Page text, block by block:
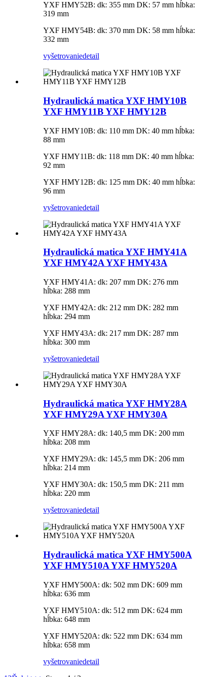
YXF HMY52B: dk: 355 mm DK: 57 mm hĺbka:
319 mm
YXF HMY54B: dk: 370 mm DK: 58 mm hĺbka:
332 mm
vyšetrovaniedetail
Hydraulická matica YXF HMY10B
YXF HMY11B YXF HMY12B
YXF HMY10B: dk: 110 mm DK: 40 mm hĺbka:
88 mm
YXF HMY11B: dk: 118 mm DK: 40 mm hĺbka:
92 mm
YXF HMY12B: dk: 125 mm DK: 40 mm hĺbka:
96 mm
vyšetrovaniedetail
Hydraulická matica YXF HMY41A
YXF HMY42A YXF HMY43A
YXF HMY41A: dk: 207 mm DK: 276 mm
hĺbka: 288 mm
YXF HMY42A: dk: 212 mm DK: 282 mm
hĺbka: 294 mm
YXF HMY43A: dk: 217 mm DK: 287 mm
hĺbka: 300 mm
vyšetrovaniedetail
Hydraulická matica YXF HMY28A
YXF HMY29A YXF HMY30A
YXF HMY28A: dk: 140,5 mm DK: 200 mm
hĺbka: 208 mm
YXF HMY29A: dk: 145,5 mm DK: 206 mm
hĺbka: 214 mm
YXF HMY30A: dk: 150,5 mm DK: 211 mm
hĺbka: 220 mm
vyšetrovaniedetail
Hydraulická matica YXF HMY500A
YXF HMY510A YXF HMY520A
YXF HMY500A: dk: 502 mm DK: 609 mm
hĺbka: 636 mm
YXF HMY510A: dk: 512 mm DK: 624 mm
hĺbka: 648 mm
YXF HMY520A: dk: 522 mm DK: 634 mm
hĺbka: 658 mm
vyšetrovaniedetail